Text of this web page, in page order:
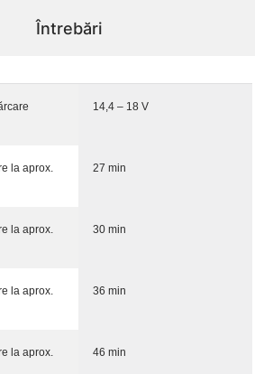
Întrebări
14,4 – 18 V
la aprox.
27 min
la aprox.
30 min
la aprox.
36 min
la aprox.
46 min